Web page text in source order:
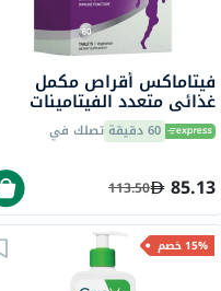
فيتاماكس أقراص مكمل
غذائي متعدد الفيتامينات
للنساء، مرة واحدة يوميًا،
حزمة من 60
60 دقيقة تصلك في
85.13
113.50
15% خصم